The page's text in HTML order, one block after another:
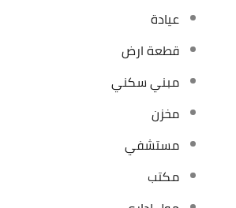
عيادة
قطعة ارض
مبني سكني
مخزن
مستشفي
مكتب